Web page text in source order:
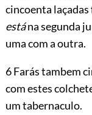
cincoenta
estána segunda
uma com a outra.
6 Farás tambem
com estes
um tabernaculo.